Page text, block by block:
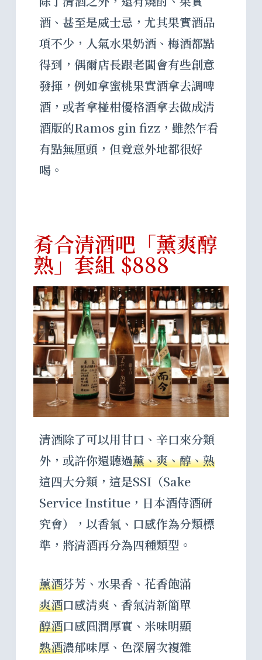
酒、甚至是威士忌，尤其果實酒品
項不少，人氣水果奶酒、梅酒都點
得到，偶爾店長跟老闆會有些創意
發揮，例如拿蜜桃果實酒拿去調啤
酒，或者拿椪柑優格酒拿去做成清
酒版的Ramos gin fizz，雖然乍看
有點無厘頭，但竟意外地都很好
喝。
肴合清酒吧「薰爽醇
熟」套組 $888
清酒除了可以用甘口、辛口來分類
外，或許你還聽過薰、爽、醇、熟
這四大分類，這是SSI（Sake
Service Institue，日本酒侍酒研
究會），以香氣、口感作為分類標
準，將清酒再分為四種類型。
薰酒芬芳、水果香、花香飽滿
爽酒口感清爽、香氣清新簡單
醇酒口感圓潤厚實、米味明顯
熟酒濃郁味厚、色深層次複雜